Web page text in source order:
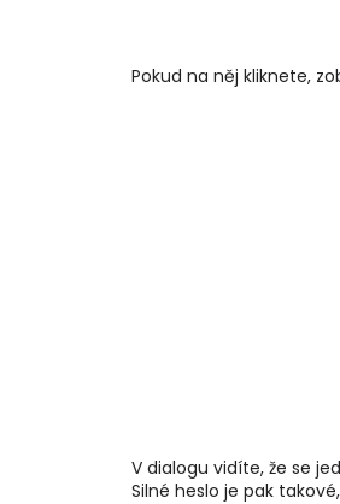
Pokud na něj kliknete,
V dialogu vidíte, že se
Silné heslo je pak